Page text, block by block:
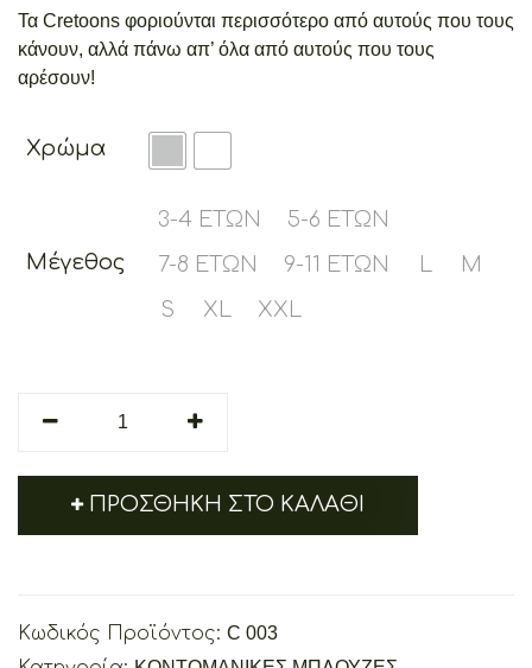
€14.00
through
Τα Cretoons φοριούνται περισσότερο από αυτούς που τους
κάνουν, αλλά πάνω απ’ όλα από αυτούς που τους
αρέσουν!
Χρώμα
Μέγεθος
3-4 ΕΤΏΝ
5-6 ΕΤΏΝ
7-8 ΕΤΏΝ
9-11 ΕΤΏΝ
M
S
XL XXL
Poseidon
ΠΡΟΣΘΉΚΗ ΣΤΟ ΚΑΛΆΘΙ
Κωδικός Προϊόντος: C 003